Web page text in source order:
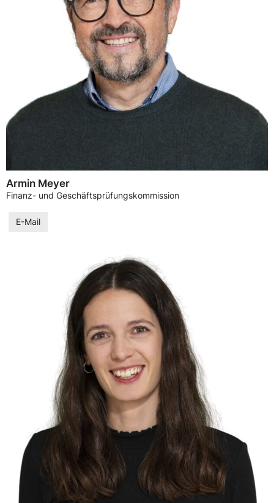
Armin Meyer
Finanz- und Geschäftsprüfungskommission
E-Mail